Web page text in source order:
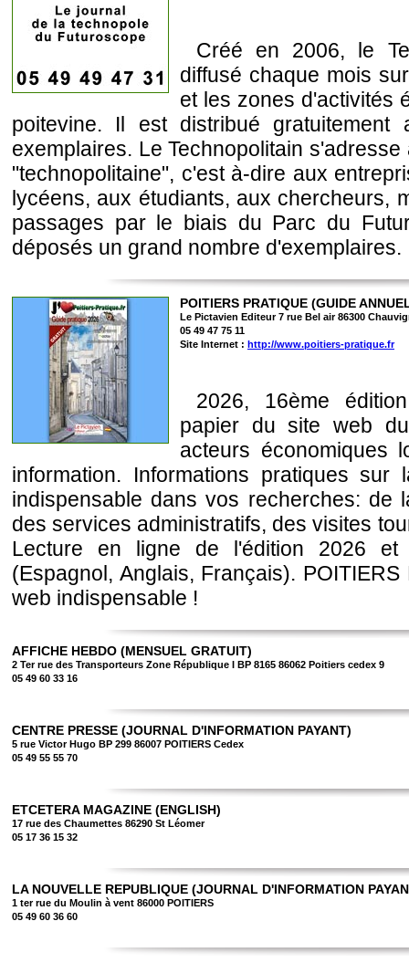
Créé en 2006, le
diffusé chaque mois
et les zones d'activités
poitevine. Il est distribué
exemplaires. Le Technopolitain
"technopolitaine", c'est à-dire aux
lycéens, aux étudiants, aux chercheurs,
passages par le biais du Parc du
déposés un grand nombre d'exemplaires.
POITIERS PRATIQUE (GUIDE
Le Pictavien Editeur 7 rue Bel air 86300
05 49 47 75 11
Site Internet : http://www.poitiers-pratique.fr
2026, 16ème
papier du site web
acteurs économiques
information. Informations pratiques
indispensable dans vos recherches: de
des services administratifs, des visites
Lecture en ligne de l'édition 2026
(Espagnol, Anglais, Français).
web indispensable !
AFFICHE HEBDO (MENSUEL GRATUIT)
2 Ter rue des Transporteurs Zone République I BP 8165 86062 Poitiers cedex 9
05 49 60 33 16
CENTRE PRESSE (JOURNAL D'INFORMATION PAYANT)
5 rue Victor Hugo BP 299 86007 POITIERS Cedex
05 49 55 55 70
ETCETERA MAGAZINE (ENGLISH)
17 rue des Chaumettes 86290 St Léomer
05 17 36 15 32
LA NOUVELLE REPUBLIQUE (JOURNAL D'INFORMATION
1 ter rue du Moulin à vent 86000 POITIERS
05 49 60 36 60